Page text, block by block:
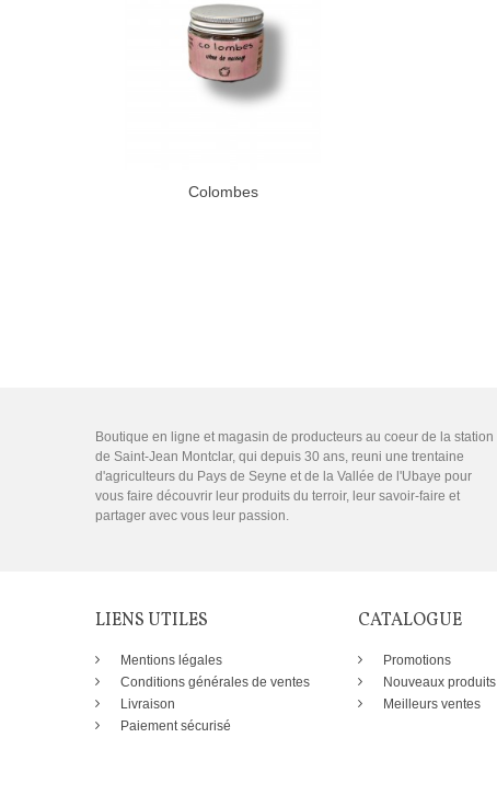
Colombes
Boutique en ligne et magasin de producteurs au coeur de la station
de Saint-Jean Montclar, qui depuis 30 ans, reuni une trentaine
d'agriculteurs du Pays de Seyne et de la Vallée de l'Ubaye pour
vous faire découvrir leur produits du terroir, leur savoir-faire et
partager avec vous leur passion.
LIENS UTILES
Mentions légales
Conditions générales de ventes
Livraison
Paiement sécurisé
CATALOGUE
Promotions
Nouveaux produits
Meilleurs ventes